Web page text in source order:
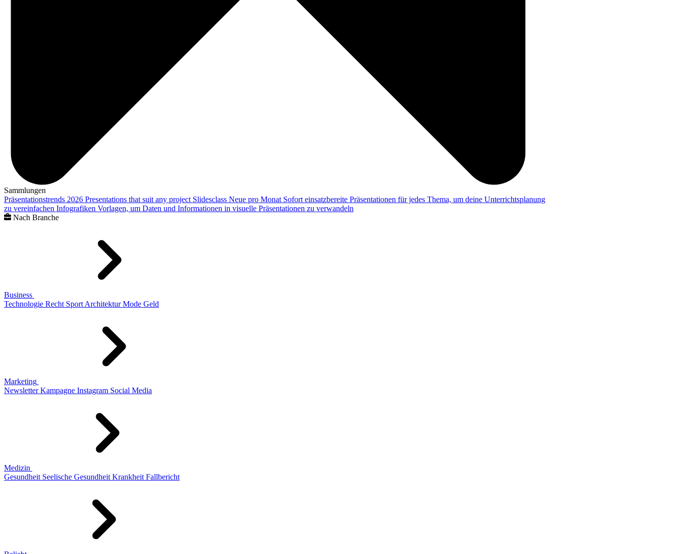
Sammlungen
Präsentationstrends 2026 Presentations that suit any project Slidesclass Neue pro Monat Sofort einsatzbereite Präsentationen für jedes Thema, um deine Unterrichtsplanung
zu vereinfachen Infografiken Vorlagen, um Daten und Informationen in visuelle Präsentationen zu verwandeln
Nach Branche
Business
Technologie Recht Sport Architektur Mode Geld
Marketing
Newsletter Kampagne Instagram Social Media
Medizin
Gesundheit Seelische Gesundheit Krankheit Fallbericht